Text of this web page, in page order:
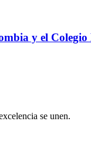
y el
se unen.